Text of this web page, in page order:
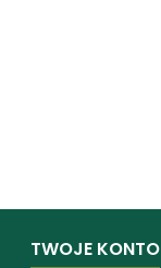
TWOJE KONTO